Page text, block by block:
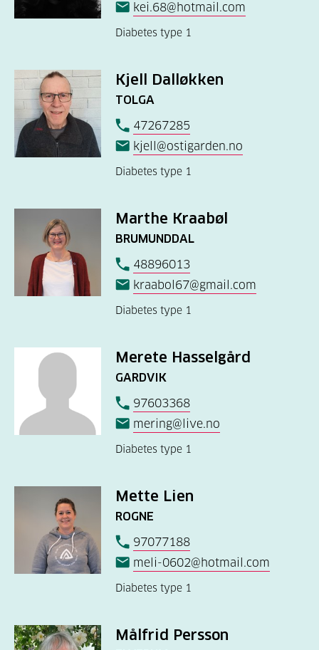
kei.68@hotmail.com
Diabetes type 1
Kjell Dalløkken
TOLGA
47267285
kjell@ostigarden.no
Diabetes type 1
Marthe Kraabøl
BRUMUNDDAL
48896013
kraabol67@gmail.com
Diabetes type 1
Merete Hasselgård
GARDVIK
97603368
mering@live.no
Diabetes type 1
Mette Lien
ROGNE
97077188
meli-0602@hotmail.com
Diabetes type 1
Målfrid Persson